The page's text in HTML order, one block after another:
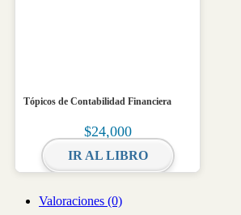
Tópicos de Contabilidad Financiera
$24,000
IR AL LIBRO
Valoraciones (0)